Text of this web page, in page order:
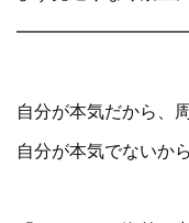
自分が本気だから、
自分が本気でないか